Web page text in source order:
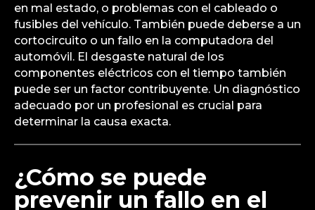
en mal estado, o problemas con el cableado o
fusibles del vehículo. También puede deberse a un
cortocircuito o un fallo en la computadora del
automóvil. El desgaste natural de los
componentes eléctricos con el tiempo también
puede ser un factor contribuyente. Un diagnóstico
adecuado por un profesional es crucial para
determinar la causa exacta.
¿Cómo se puede
prevenir un fallo en el